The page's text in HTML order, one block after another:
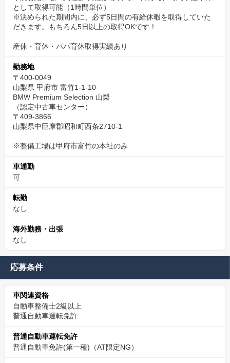
として取得可能（1時間単位）
※決められた期間内に、必ず5日間の有給休暇を取得していた
だきます。もちろん5日以上の取得OKです！
産休・育休・パパ育休取得実績あり
勤務地
〒400-0049
山梨県 甲府市 富竹1-1-10
BMW Premium Selection 山梨
（認定中古車センター）
〒409-3866
山梨県中巨摩郡昭和町西条2710-1
※整備工場は甲府市富竹の本社のみ
車通勤
可
転勤
なし
海外勤務・出張
なし
応募条件
車関連資格
自動車整備士2級以上
普通自動車運転免許
普通自動車運転免許
普通自動車免許(第一種)（AT限定NG）